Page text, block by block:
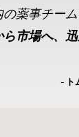
薬事チーム
市場へ、
- ト